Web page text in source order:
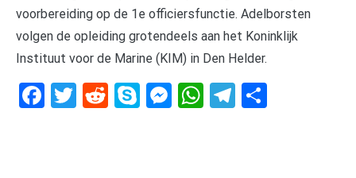
voorbereiding op de 1e officiersfunctie. Adelborsten
volgen de opleiding grotendeels aan het Koninklijk
Instituut voor de Marine (KIM) in Den Helder.
Facebook
Twitter
RedditSkypeMessenger
WhatsApp
Telegram